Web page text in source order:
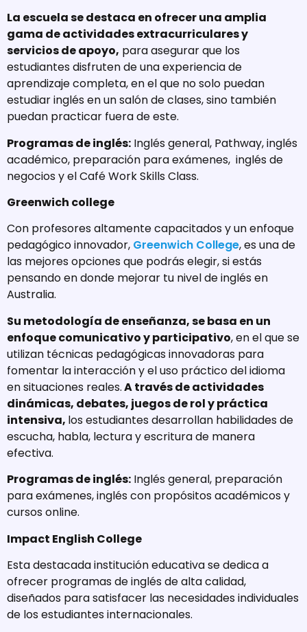
La escuela se destaca en ofrecer una amplia
gama de actividades extracurriculares y
servicios de apoyo, para asegurar que los
estudiantes disfruten de una experiencia de
aprendizaje completa, en el que no solo puedan
estudiar inglés en un salón de clases, sino también
puedan practicar fuera de este.
Programas de inglés: Inglés general, Pathway, inglés
académico, preparación para exámenes, inglés de
negocios y el Café Work Skills Class.
Greenwich college
Con profesores altamente capacitados y un enfoque
pedagógico innovador, Greenwich College, es una de
las mejores opciones que podrás elegir, si estás
pensando en donde mejorar tu nivel de inglés en
Australia.
Su metodología de enseñanza, se basa en un
enfoque comunicativo y participativo, en el que se
utilizan técnicas pedagógicas innovadoras para
fomentar la interacción y el uso práctico del idioma
en situaciones reales.A través de actividades
dinámicas, debates, juegos de rol y práctica
intensiva, los estudiantes desarrollan habilidades de
escucha, habla, lectura y escritura de manera
efectiva.
Programas de inglés: Inglés general, preparación
para exámenes, inglés con propósitos académicos y
cursos online.
Impact English College
Esta destacada institución educativa se dedica a
ofrecer programas de inglés de alta calidad,
diseñados para satisfacer las necesidades individuales
de los estudiantes internacionales.